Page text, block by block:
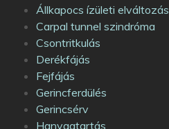
Állkapocs ízületi elváltozás
Carpal tunnel szindróma
Csontritkulás
Derékfájás
Fejfájás
Gerincferdülés
Gerincsérv
Hanyagtartás